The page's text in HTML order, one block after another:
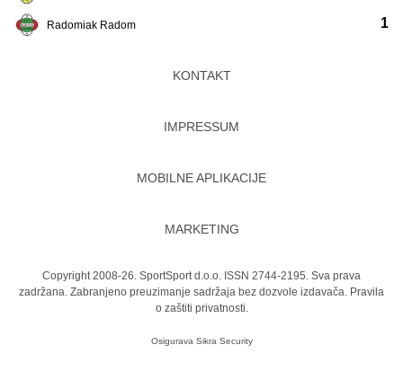
Radomiak Radom 1
KONTAKT
IMPRESSUM
MOBILNE APLIKACIJE
MARKETING
Copyright 2008-26. SportSport d.o.o. ISSN 2744-2195. Sva prava
zadržana. Zabranjeno preuzimanje sadržaja bez dozvole izdavača. Pravila
o zaštiti privatnosti.
Osigurava Sikra Security